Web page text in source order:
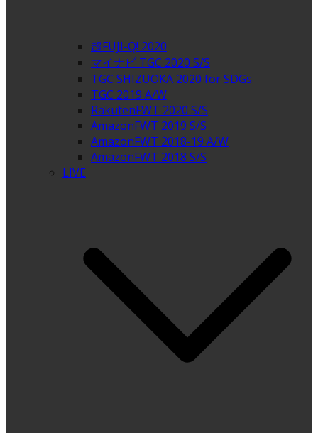
超FUJI-Q! 2020
マイナビ TGC 2020 S/S
TGC SHIZUOKA 2020 for SDGs
TGC 2019 A/W
RakutenFWT 2020 S/S
AmazonFWT 2019 S/S
AmazonFWT 2018-19 A/W
AmazonFWT 2018 S/S
LIVE